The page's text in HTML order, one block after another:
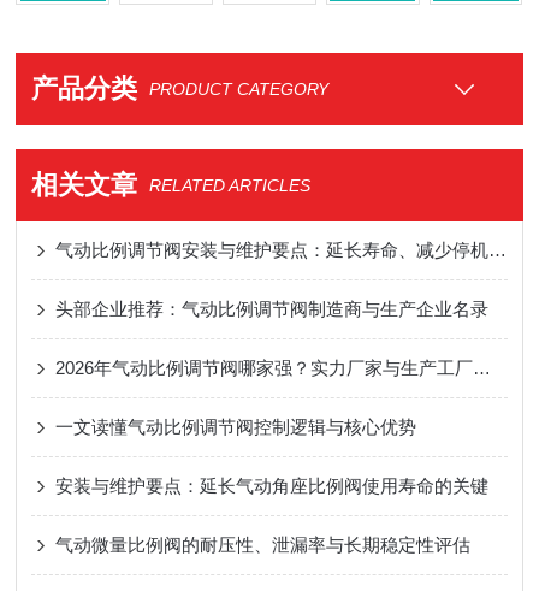
产品分类 PRODUCT CATEGORY
相关文章 RELATED ARTICLES
气动比例调节阀安装与维护要点：延长寿命、减少停机风险
头部企业推荐：气动比例调节阀制造商与生产企业名录
2026年气动比例调节阀哪家强？实力厂家与生产工厂盘点
一文读懂气动比例调节阀控制逻辑与核心优势
安装与维护要点：延长气动角座比例阀使用寿命的关键
气动微量比例阀的耐压性、泄漏率与长期稳定性评估